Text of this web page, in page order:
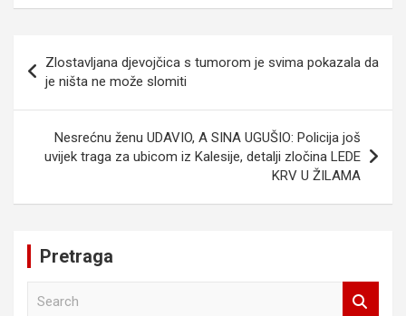
članaka
Zlostavljana djevojčica s tumorom je svima pokazala da
je ništa ne može slomiti
Nesrećnu ženu UDAVIO, A SINA UGUŠIO: Policija još
uvijek traga za ubicom iz Kalesije, detalji zločina LEDE
KRV U ŽILAMA
Pretraga